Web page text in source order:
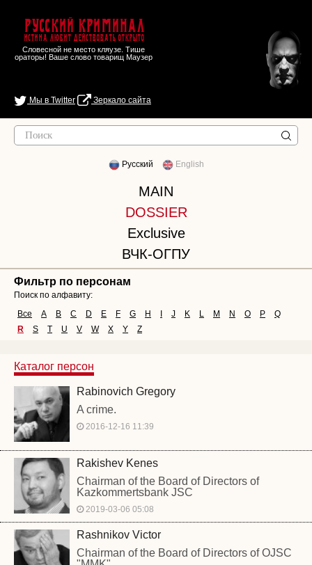
Русский Криминал
Истина любит действовать открыто
Словесной не место кляузе. Тише
ораторы! Ваше слово товарищ Маузер
Мы в Twitter Зеркало сайта
Русский English
MAIN
DOSSIER
Exclusive
ВЧК-ОГПУ
Фильтр по персонам
Поиск по алфавиту:
Все
A B C D E F G H J K L M N O P
Q
R
S T U V W X Y Z
Каталог персон
Rabinovich Gregory
A crime.
2016-12-16 11:39
Rakishev Kenes
Chairman of the Board of Directors of
Kazkommertsbank JSC
2019-03-06 05:08
Rashnikov Victor
Chairman of the Board of Directors of OJSC